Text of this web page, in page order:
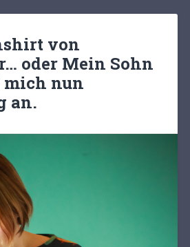
von
oder Mein Sohn
nun
an.